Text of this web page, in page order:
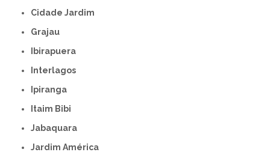
Cidade Jardim
Grajau
Ibirapuera
Interlagos
Ipiranga
Itaim Bibi
Jabaquara
Jardim América